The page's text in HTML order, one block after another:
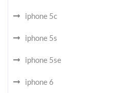
iphone 5c
iphone 5s
iphone 5se
iphone 6